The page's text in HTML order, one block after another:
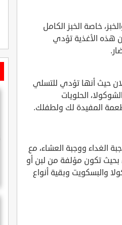
خاصة الخبز الكامل
هذه الأغذية تؤدي
حيث أنها تؤدي للتسلي
الحلويات
المفيدة لك ولطفلك.
الغداء ووجبة العشاء، مع
تكون مؤلفة من لبن أو
والبسكويت وبقية أنواع